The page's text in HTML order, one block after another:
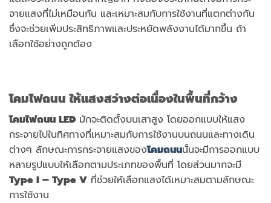
จายแสงที่ไม่เหมือนกัน และเหมาะสมกับการใช้งานที่แตกต่างกัน
ซึ่งจะช่วยเพิ่มประสิทธิภาพและประหยัดพลังงานได้มากขึ้น ถ้า
เลือกใช้อย่างถูกต้อง
โคมไฟถนน ให้แสงสว่างต่อเนื่องในพื้นที่กว้าง
โคมไฟถนน LED มักจะติดตั้งบนเสาสูง โดยออกแบบให้แสง
กระจายไปในทิศทางที่เหมาะสมกับการใช้งานบนถนนและทางเดิน
ต่างๆ ลักษณะการกระจายแสงของโคมถนนนั้นจะมีการออกแบบ
หลายรูปแบบให้เลือกตามประเภทของพื้นที่ โดยส่วนมากจะมี
Type I – Type V ที่ช่วยให้เลือกแสงได้เหมาะสมตามลักษณะ
การใช้งาน